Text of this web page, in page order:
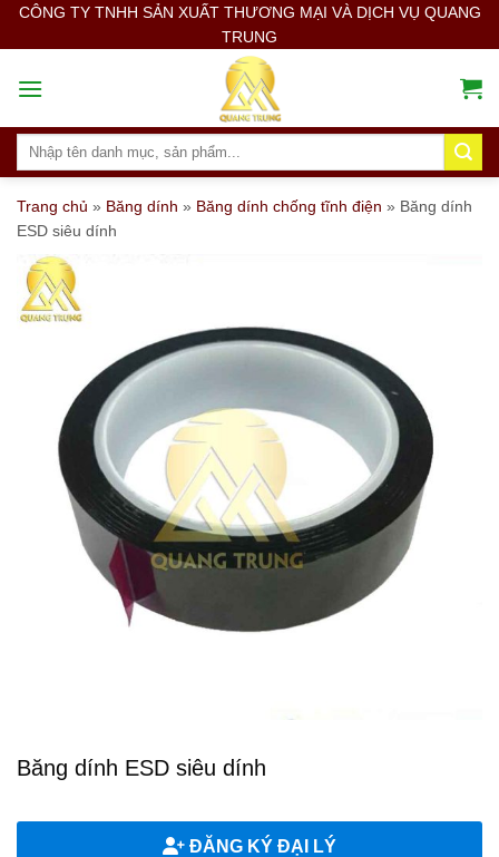
SkipCÔNG TY TNHH SẢN XUẤT THƯƠNG MẠI VÀ DỊCH VỤ QUANG
TRUNG
Search
Trang chủ » Băng dính » Băng dính chống tĩnh điện » Băng dính
ESD siêu dính
Băng dính ESD siêu dính
ĐĂNG KÝ ĐẠI LÝ